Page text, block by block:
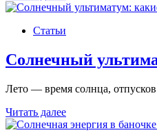
ключ
масло
сандала
медитацию
Статьи
Солнечный
Лето — время солнца,
Читать далееСолнечный
ультиматум: